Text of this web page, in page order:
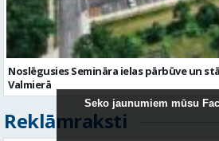
Reklāmraksti
Seko jaunumiem mūsu